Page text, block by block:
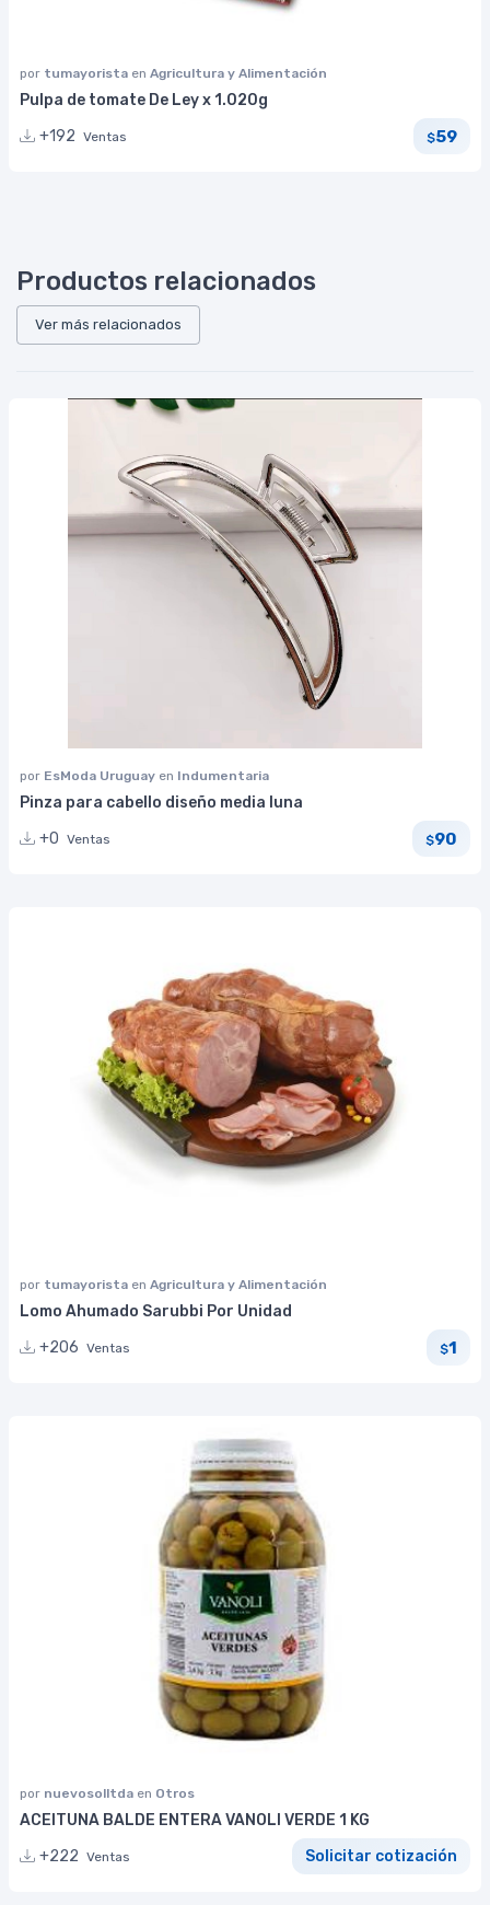
por tumayorista en Agricultura y Alimentación
Pulpa de tomate De Ley x 1.020g
+192 Ventas $59
Productos relacionados
Ver más relacionados
por EsModa Uruguay en Indumentaria
Pinza para cabello diseño media luna
+0 Ventas $90
por tumayorista en Agricultura y Alimentación
Lomo Ahumado Sarubbi Por Unidad
+206 Ventas $1
por nuevosolltda en Otros
ACEITUNA BALDE ENTERA VANOLI VERDE 1 KG
+222 Ventas Solicitar cotización